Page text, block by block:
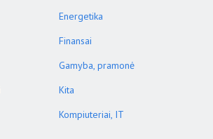
Energetika
Finansai
Gamyba, pramonė
Kita
Kompiuteriai, IT